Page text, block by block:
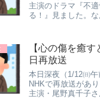
主演のドラマ『不
る！』見ました。
昭和と令和と行っ
ンさん脚本によく
た...
【心の傷を癒
日再放送
本日深夜（1/12㈰午
NHKで再放送があ
主演・尾野真千子